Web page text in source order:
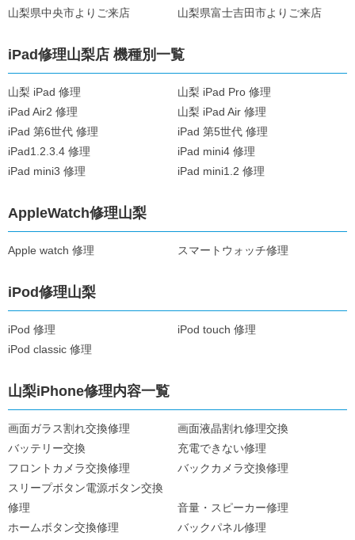
山梨県中央市よりご来店
山梨県富士吉田市よりご来店
iPad修理山梨店 機種別一覧
山梨 iPad 修理
山梨 iPad Pro 修理
iPad Air2 修理
山梨 iPad Air 修理
iPad 第6世代 修理
iPad 第5世代 修理
iPad1.2.3.4 修理
iPad mini4 修理
iPad mini3 修理
iPad mini1.2 修理
AppleWatch修理山梨
Apple watch 修理 スマートウォッチ修理
iPod修理山梨
iPod 修理
iPod touch 修理
iPod classic 修理
山梨iPhone修理内容一覧
画面ガラス割れ交換修理
画面液晶割れ修理交換
バッテリー交換
充電できない修理
フロントカメラ交換修理
バックカメラ交換修理
スリープボタン電源ボタン交換
修理
音量・スピーカー修理
ホームボタン交換修理
バックパネル修理